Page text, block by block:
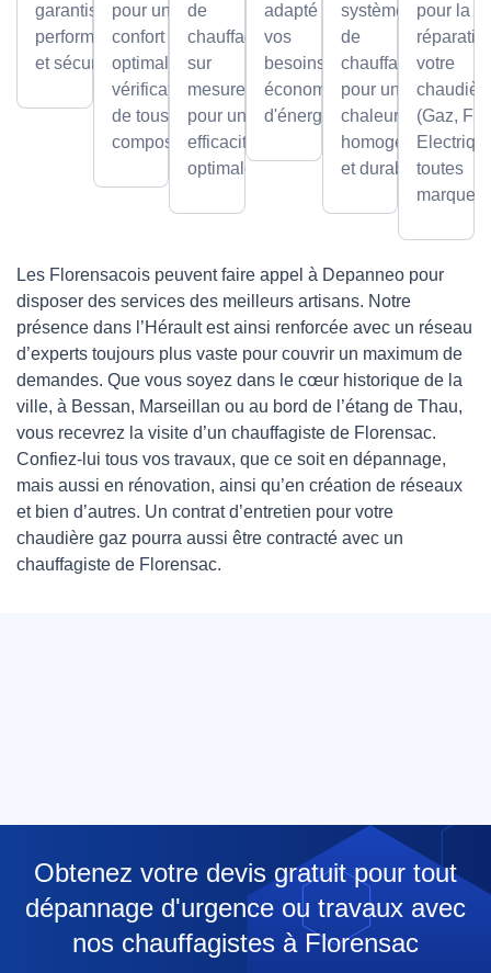
garantissant
performance
et sécurité.
pour un
confort
optimal avec
vérification
de tous les
composants.
de
chauffage
sur
mesure,
pour une
efficacité
optimale.
adapté à
vos
besoins et
économies
d'énergie.
systèmes
de
chauffage
pour une
chaleur
homogène
et durable.
pour la
votre
(Gaz,
toutes
marques.
Les Florensacois peuvent faire appel à Depanneo pour
disposer des services des meilleurs artisans. Notre
présence dans l’Hérault est ainsi renforcée avec un réseau
d’experts toujours plus vaste pour couvrir un maximum de
demandes. Que vous soyez dans le cœur historique de la
ville, à Bessan, Marseillan ou au bord de l’étang de Thau,
vous recevrez la visite d’un chauffagiste de Florensac.
Confiez-lui tous vos travaux, que ce soit en dépannage,
mais aussi en rénovation, ainsi qu’en création de réseaux
et bien d’autres. Un contrat d’entretien pour votre
chaudière gaz pourra aussi être contracté avec un
chauffagiste de Florensac.
Obtenez votre devis gratuit pour tout
dépannage d'urgence ou travaux avec
nos chauffagistes à Florensac